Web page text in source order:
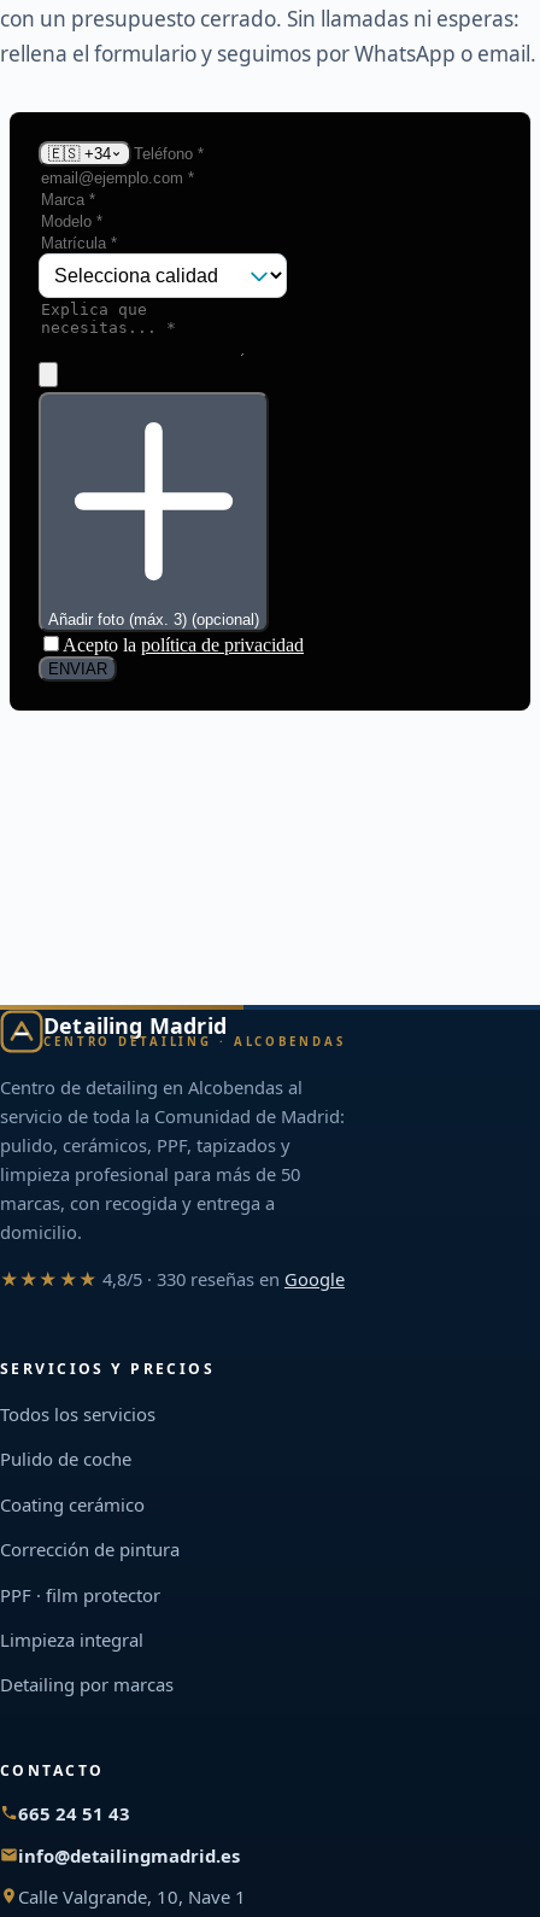
con un presupuesto cerrado. Sin llamadas ni esperas:
rellena el formulario y seguimos por WhatsApp o email.
Detailing Madrid
CENTRO DETAILING · ALCOBENDAS
Centro de detailing en Alcobendas al
servicio de toda la Comunidad de Madrid:
pulido, cerámicos, PPF, tapizados y
limpieza profesional para más de 50
marcas, con recogida y entrega a
domicilio.
★★★★★ 4,8/5 · 330 reseñas en Google
SERVICIOS Y PRECIOS
Todos los servicios
Pulido de coche
Coating cerámico
Corrección de pintura
PPF · film protector
Limpieza integral
Detailing por marcas
CONTACTO
665 24 51 43
info@detailingmadrid.es
Calle Valgrande, 10, Nave 1